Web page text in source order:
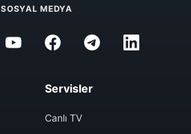
SOSYAL MEDYA
Servisler
Canlı TV